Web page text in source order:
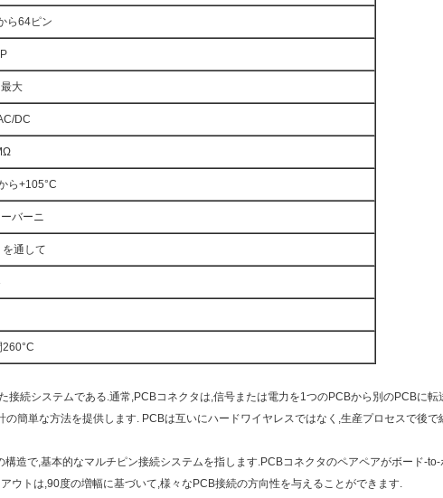
ら64ピン
大
DC
ら+105°C
バーニ
を通して
接続システムである.通常,PCBコネクタは,信号または電力を1つのPCBから別のPCBに
簡単な方法を提供します. PCBは互いにハードワイヤレスではなく,生産プロセスで後
造で,基本的なマルチピン接続システムを指します.PCBコネクタのペアペアがボード-
ウトは,90度の増幅に基づいて,様々なPCB接続の方向性を与えることができます.